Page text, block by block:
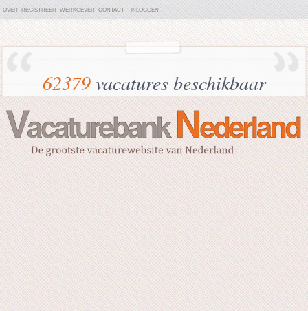
OVER REGISTREER WERKGEVER CONTACT INLOGGEN
62379vacatures beschikbaar